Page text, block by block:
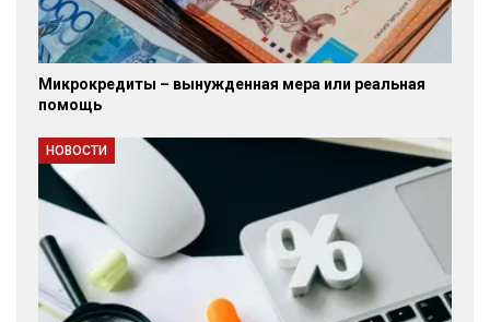
Микрокредиты – вынужденная мера или реальная
помощь
НОВОСТИ